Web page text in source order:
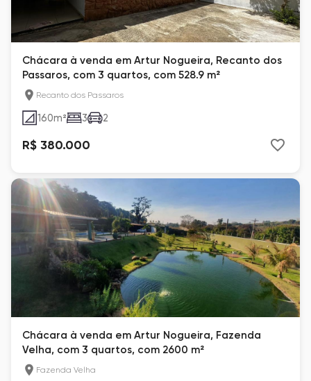
Chácara à venda em Artur Nogueira, Recanto dos
Passaros, com 3 quartos, com 528.9 m²
Recanto dos Passaros
160m² 3 2
R$ 380.000
Chácara à venda em Artur Nogueira, Fazenda
Velha, com 3 quartos, com 2600 m²
Fazenda Velha